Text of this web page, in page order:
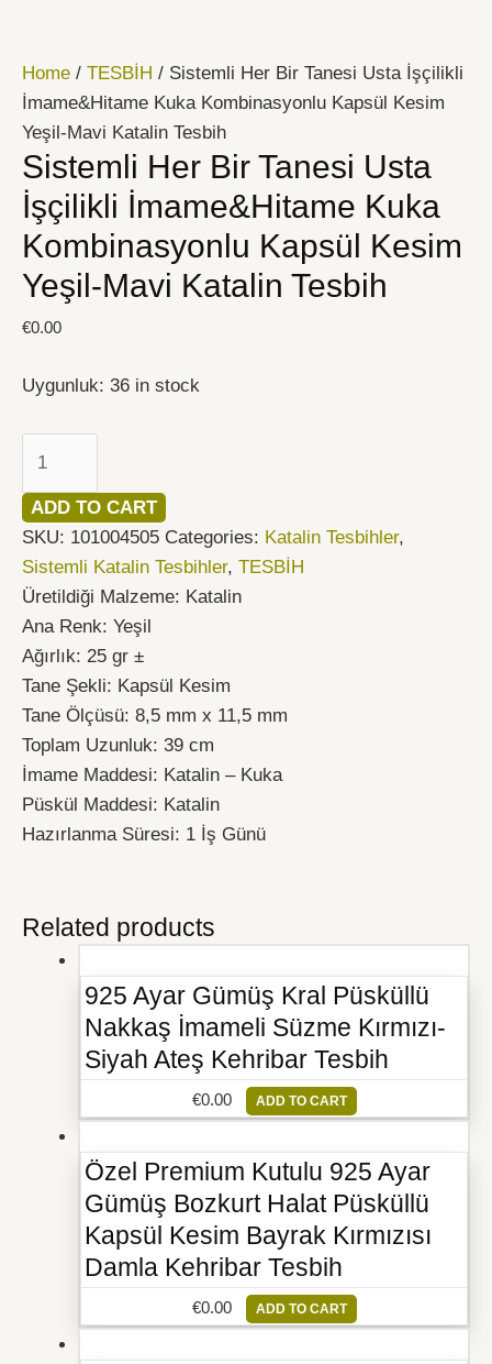
Home / TESBİH / Sistemli Her Bir Tanesi Usta İşçilikli
İmame&Hitame Kuka Kombinasyonlu Kapsül Kesim
Yeşil-Mavi Katalin Tesbih
Sistemli Her Bir Tanesi Usta
İşçilikli İmame&Hitame Kuka
Kombinasyonlu Kapsül Kesim
Yeşil-Mavi Katalin Tesbih
€0.00
Uygunluk: 36 in stock
Bir
Tanesi
Usta
İşçilikli
İmame&Hitame
Kuka
Kombinasyonlu
Kapsül
Kesim
Yeşil-
Katalin
Tesbih
quantity
ADD TO CART
SKU: 101004505 Categories: Katalin Tesbihler,
Sistemli Katalin Tesbihler, TESBİH
Üretildiği Malzeme: Katalin
Ana Renk: Yeşil
Ağırlık: 25 gr ±
Tane Şekli: Kapsül Kesim
Tane Ölçüsü: 8,5 mm x 11,5 mm
Toplam Uzunluk: 39 cm
İmame Maddesi: Katalin – Kuka
Püskül Maddesi: Katalin
Hazırlanma Süresi: 1 İş Günü
Related products
925 Ayar Gümüş Kral Püsküllü
Nakkaş İmameli Süzme Kırmızı-
Siyah Ateş Kehribar Tesbih
€0.00 ADD TO CART
Özel Premium Kutulu 925 Ayar
Gümüş Bozkurt Halat Püsküllü
Kapsül Kesim Bayrak Kırmızısı
Damla Kehribar Tesbih
€0.00 ADD TO CART